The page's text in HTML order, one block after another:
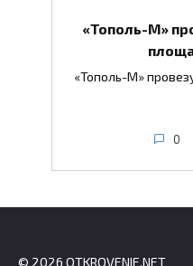
«Тополь-М»
«Тополь-М»
0
© 2026 OTKROVENIE.NET